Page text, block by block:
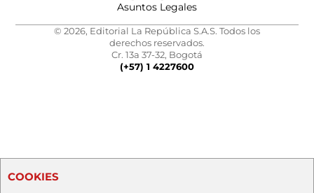
Asuntos Legales
© 2026, Editorial La República S.A.S. Todos los
derechos reservados.
Cr. 13a 37-32, Bogotá
(+57) 1 4227600
COOKIES